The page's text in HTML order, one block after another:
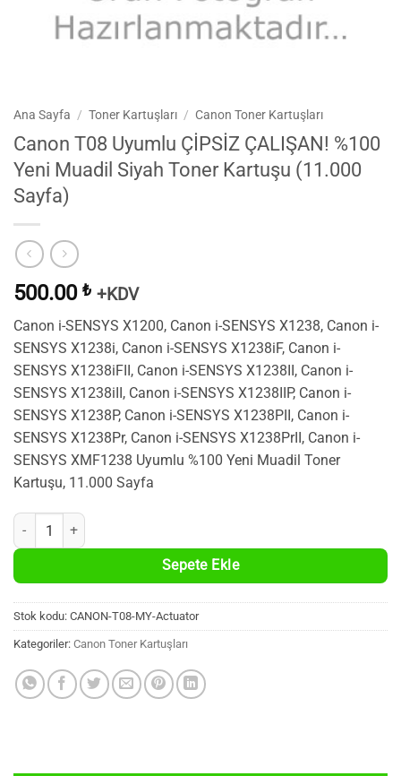
Ana Sayfa / Toner Kartuşları / Canon Toner Kartuşları
Canon T08 Uyumlu ÇİPSİZ ÇALIŞAN! %100
Yeni Muadil Siyah Toner Kartuşu (11.000
Sayfa)
500.00 ₺ +KDV
Canon i-SENSYS X1200, Canon i-SENSYS X1238, Canon i-
SENSYS X1238i, Canon i-SENSYS X1238iF, Canon i-
SENSYS X1238iFII, Canon i-SENSYS X1238II, Canon i-
SENSYS X1238iII, Canon i-SENSYS X1238IIP, Canon i-
SENSYS X1238P, Canon i-SENSYS X1238PII, Canon i-
SENSYS X1238Pr, Canon i-SENSYS X1238PrII, Canon i-
SENSYS XMF1238 Uyumlu %100 Yeni Muadil Toner
Kartuşu, 11.000 Sayfa
Canon T08 Uyumlu ÇİPSİZ ÇALIŞAN! %100 Yeni Muadil Siyah Toner
Sepete Ekle
Stok kodu: CANON-T08-MY-Actuator
Kategoriler: Canon Toner Kartuşları